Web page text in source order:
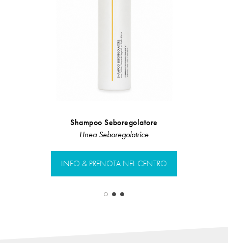
Shampoo Seboregolatore
LInea Seboregolatrice
INFO & PRENOTA NEL CENTRO